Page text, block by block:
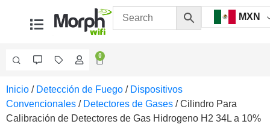
MXN
0
Videovigilancia
Accesorios
Generales
Inicio / Detección de Fuego / Dispositivos
Convencionales / Detectores de Gases / Cilindro Para
Calibración de Detectores de Gas Hidrogeno H2 34L a 10%